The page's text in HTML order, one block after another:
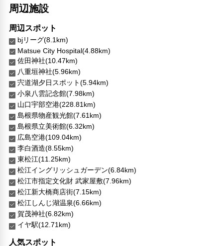
周辺施設
周辺スポット
bjリーグ(8.1km)
Matsue City Hospital(4.88km)
佐田神社(10.47km)
八重垣神社(5.96km)
宍道湖夕日スポット(5.94km)
小泉八雲記念館(7.98km)
山口宇部空港(228.81km)
島根県物産観光館(7.61km)
島根県立美術館(6.32km)
広島空港(109.04km)
李白酒造(8.55km)
東松江(11.25km)
松江イングリッシュガーデン(6.84km)
松江市指定文化財 武家屋敷(7.96km)
松江新大橋商店街(7.15km)
松江しんじ湖温泉(6.66km)
賀茂神社(6.82km)
イヤ駅(12.71km)
人気スポット